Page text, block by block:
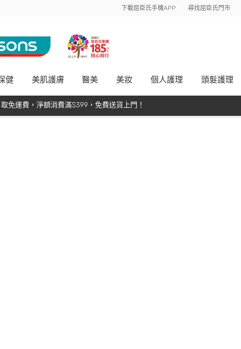
減$50 下載屈臣氏手機APP 尋找屈臣氏門市
健 美肌護膚 醫美 美妝 個人護理 頭髮護理
免運費，淨額消費滿$399，免費送貨上門！